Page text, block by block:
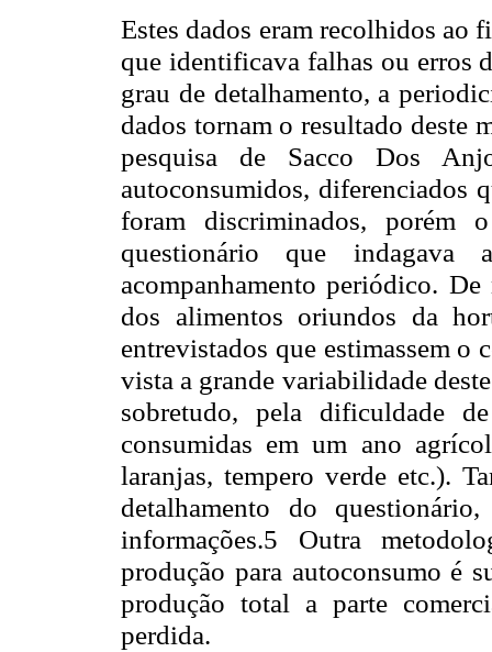
Estes dados eram recolhidos ao
que identificava falhas ou erros
grau de detalhamento, a
dados tornam o resultado deste
pesquisa de Sacco Dos
autoconsumidos, diferenciados
foram discriminados, porém
questionário que indagava
acompanhamento periódico.
dos alimentos oriundos da
entrevistados que estimassem o
vista a grande variabilidade
sobretudo, pela dificuldade
consumidas em um ano
laranjas, tempero verde etc.).
detalhamento do
informações.5 Outra
produção para autoconsumo é
produção total a parte
perdida.